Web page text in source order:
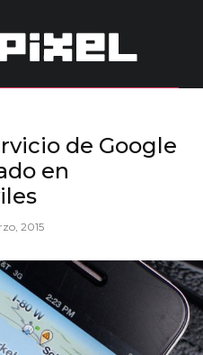
de Google
en
2015